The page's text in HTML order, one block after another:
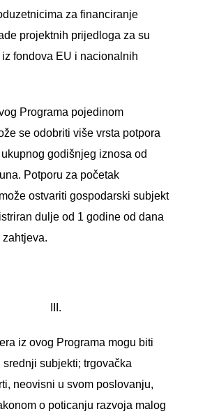
za financiranje
projektnih prijedloga za su
fondova EU i nacionalnih
Programa pojedinom
se odobriti više vrsta potpora
godišnjeg iznosa od
Potporu za početak
ostvariti gospodarski subjekt
dulje od 1 godine od dana
III.
iz ovog Programa mogu biti
srednji subjekti; trgovačka
neovisni u svom poslovanju,
o poticanju razvoja malog